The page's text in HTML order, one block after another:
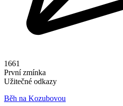
1661
První zmínka
Užitečné odkazy
Běh na Kozubovou